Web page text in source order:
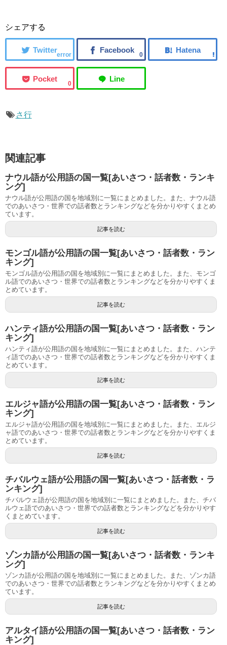
シェアする
error 0
0
さ行
関連記事
ナウル語が公用語の国一覧[あいさつ・話者数・ランキ
ング]
ナウル語が公用語の国を地域別に一覧にまとめました。また、ナウル語
でのあいさつ・世界での話者数とランキングなどを分かりやすくまとめ
ています。
記事を読む
モンゴル語が公用語の国一覧[あいさつ・話者数・ラン
キング]
モンゴル語が公用語の国を地域別に一覧にまとめました。また、モンゴ
ル語でのあいさつ・世界での話者数とランキングなどを分かりやすくま
とめています。
記事を読む
ハンティ語が公用語の国一覧[あいさつ・話者数・ラン
キング]
ハンティ語が公用語の国を地域別に一覧にまとめました。また、ハンテ
ィ語でのあいさつ・世界での話者数とランキングなどを分かりやすくま
とめています。
記事を読む
エルジャ語が公用語の国一覧[あいさつ・話者数・ラン
キング]
エルジャ語が公用語の国を地域別に一覧にまとめました。また、エルジ
ャ語でのあいさつ・世界での話者数とランキングなどを分かりやすくま
とめています。
記事を読む
チバルウェ語が公用語の国一覧[あいさつ・話者数・ラ
ンキング]
チバルウェ語が公用語の国を地域別に一覧にまとめました。また、チバ
ルウェ語でのあいさつ・世界での話者数とランキングなどを分かりやす
くまとめています。
記事を読む
ゾンカ語が公用語の国一覧[あいさつ・話者数・ランキ
ング]
ゾンカ語が公用語の国を地域別に一覧にまとめました。また、ゾンカ語
でのあいさつ・世界での話者数とランキングなどを分かりやすくまとめ
ています。
記事を読む
アルタイ語が公用語の国一覧[あいさつ・話者数・ラン
キング]